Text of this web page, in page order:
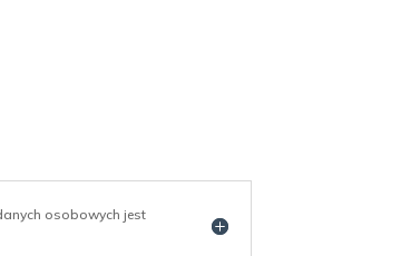
osobowych jest